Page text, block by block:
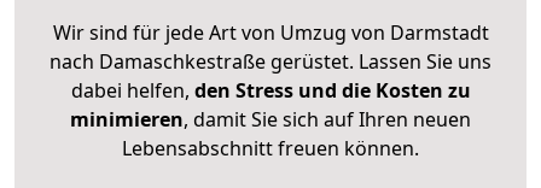
Wir sind für jede Art von Umzug von Darmstadt
nach Damaschkestraße gerüstet. Lassen Sie uns
dabei helfen, den Stress und die Kosten zu
minimieren, damit Sie sich auf Ihren neuen
Lebensabschnitt freuen können.